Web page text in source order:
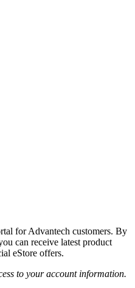
for Advantech customers. By
can receive latest product
eStore offers.
to your account information.